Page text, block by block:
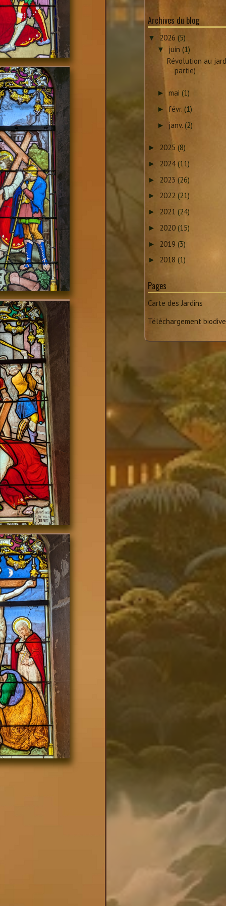
Archives du blog
▼ 2026 (5)
▼ juin (1)
Révolution au
partie)
► mai (1)
► févr. (1)
► janv. (2)
► 2025 (8)
► 2024(11)
► 2023 (26)
► 2022 (21)
► 2021 (24)
► 2020 (15)
► 2019 (3)
► 2018 (1)
Pages
Carte des Jardins
Téléchargement